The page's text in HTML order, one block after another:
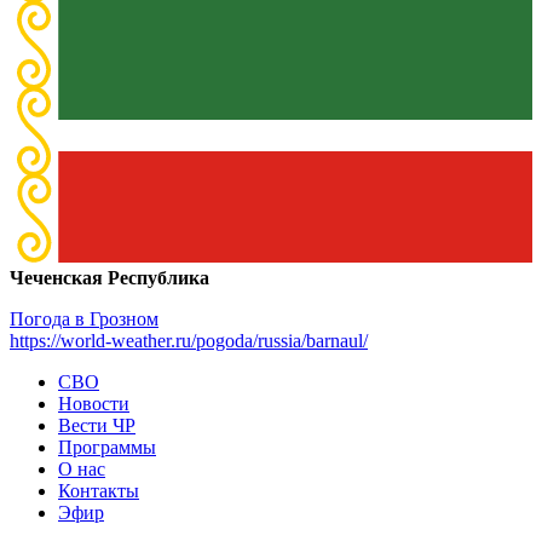
Чеченская Республика
Погода в Грозном
https://world-weather.ru/pogoda/russia/barnaul/
СВО
Новости
Вести ЧР
Программы
О нас
Контакты
Эфир